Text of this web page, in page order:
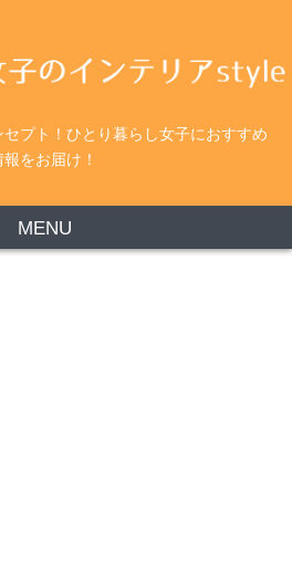
プト！ひとり暮らし女子におすすめ
をお届け！
MENU